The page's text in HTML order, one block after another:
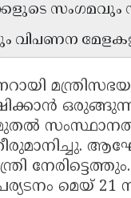
സംഗമവും
വിപണന
തീരുമാനിച്ചു.
മെയ്